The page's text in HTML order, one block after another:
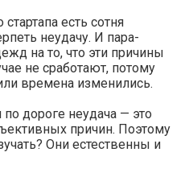
есть сотня
неудачу. И пара-
на то, что эти причины
не сработают, потому
времена изменились.
дороге неудача — это
причин. Поэтому
Они естественны и